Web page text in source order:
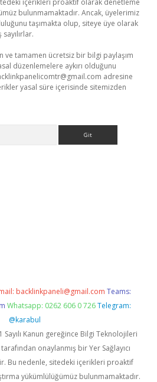
içerikleri proaktif olarak denetleme
bulunmamaktadır. Ancak, üyelerimiz
taşımakta olup, siteye üye olarak
ve tamamen ücretsiz bir bilgi paylaşım
düzenlemelere aykırı olduğunu
adresine
yasal süre içerisinde sitemizden
backlinkpaneli@gmail.com Teams:
Whatsapp: 0262 606 0 726 Telegram:
@karabul
Sayılı Kanun gereğince Bilgi Teknolojileri
onaylanmış bir Yer Sağlayıcı
Bu nedenle, sitedeki içerikleri proaktif
yükümlülüğümüz bulunmamaktadır.